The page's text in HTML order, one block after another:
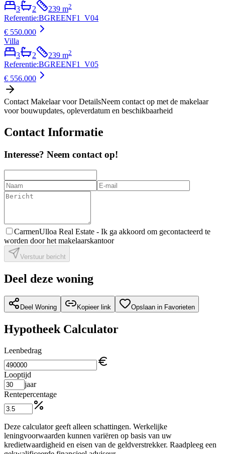
3
2 239 m2
Referentie:BGREENF1_V04
€ 550.000
Villa
3
2 239 m2
Referentie:BGREENF1_V05
€ 556.000
Contact Makelaar voor DetailsNeem contact op met de makelaar
voor bouwupdates, opleverdatum en beschikbaarheid
Contact Informatie
Interesse? Neem contact op!
CarmenUlloa Real Estate - Ik ga akkoord om gecontacteerd te
worden door het makelaarskantoor
Verstuur bericht
Deel deze woning
Deel Woning Kopieer link Opslaan in Favorieten
Hypotheek Calculator
Leenbedrag
Looptijd
jaar
Rentepercentage
Deze calculator geeft alleen schattingen. Werkelijke
leningvoorwaarden kunnen variëren op basis van uw
kredietwaardigheid en eisen van de geldverstrekker. Raadpleeg een